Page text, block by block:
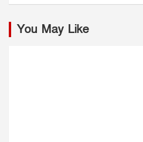
You May Like